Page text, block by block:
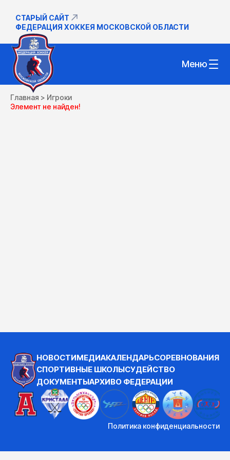
СТАРЫЙ САЙТ
ФЕДЕРАЦИЯ ХОККЕЯ МОСКОВСКОЙ ОБЛАСТИ
Меню
Главная > Игроки
Элемент не найден!
НОВОСТИМЕДИАКАЛЕНДАРЬСОРЕВНОВАНИЯ
СПОРТИВНЫЕ ШКОЛЫСУДЕЙСТВО
ДОКУМЕНТЫАРХИВО ФЕДЕРАЦИИ
Политика конфиденциальности